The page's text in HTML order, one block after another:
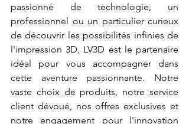
passionné de technologie, un
professionnel ou un particulier curieux
de découvrir les possibilités infinies de
l'impression 3D, LV3D est le partenaire
idéal pour vous accompagner dans
cette aventure passionnante. Notre
vaste choix de produits, notre service
client dévoué, nos offres exclusives et
notre engagement pour l'innovation